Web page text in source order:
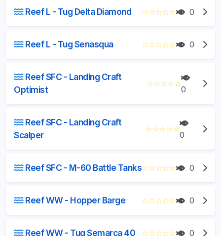
Reef L - Tug Delta Diamond ☆☆☆☆☆ 0
Reef L - Tug Senasqua ☆☆☆☆☆ 0
Reef SFC - Landing Craft
Optimist
☆☆☆☆☆
0
Reef SFC - Landing Craft
Scalper
☆☆☆☆☆
0
Reef SFC - M-60 Battle Tanks☆☆☆☆☆ 0
Reef WW - Hopper Barge ☆☆☆☆☆ 0
Reef WW - Tug Semarca 40 ☆☆☆☆☆ 0